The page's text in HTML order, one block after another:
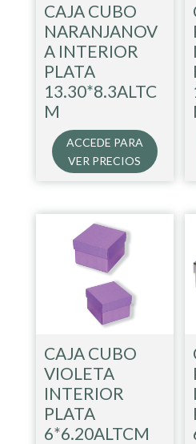
CAJA CUBO
NARANJANOV
A INTERIOR
PLATA
13.30*8.3ALTC
M
ACCEDE PARA
VER PRECIOS
CAJA CUBO
VIOLETA
INTERIOR
PLATA
6*6.20ALTCM